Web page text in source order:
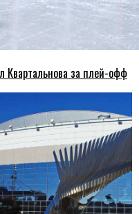
Квартальнова за плей-офф